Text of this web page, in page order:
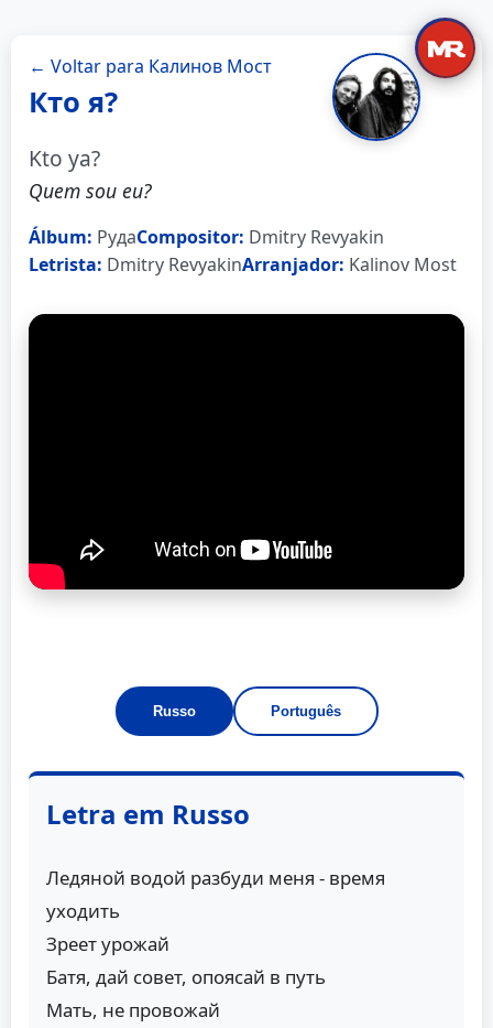
← Voltar para Калинов Мост
Кто я?
Kto ya?
Quem sou eu?
Álbum: РудаCompositor: Dmitry Revyakin
Letrista: Dmitry RevyakinArranjador: Kalinov Most
Russo Português
Letra em Russo
Ледяной водой разбуди меня - время
уходить
Зреет урожай
Батя, дай совет, опоясай в путь
Мать, не провожай